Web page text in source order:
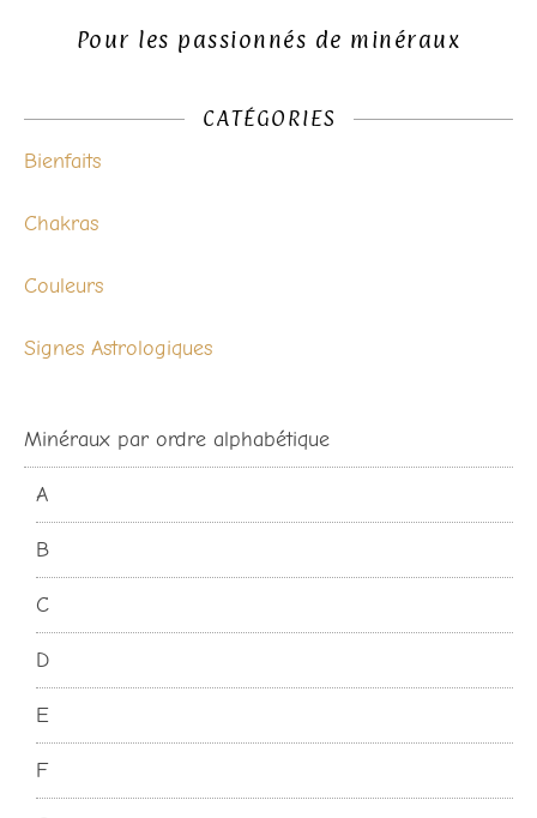
Pour les passionnés de minéraux
CATÉGORIES
Bienfaits
Chakras
Couleurs
Signes Astrologiques
Minéraux par ordre alphabétique
A
B
C
D
E
F